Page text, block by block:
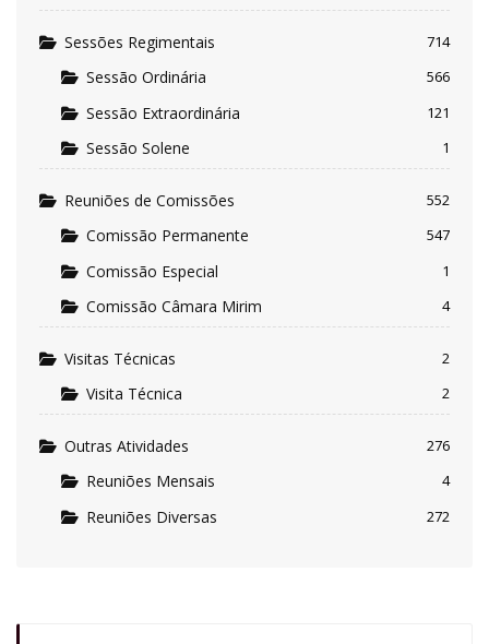
Sessões Regimentais 714
Sessão Ordinária 566
Sessão Extraordinária 121
Sessão Solene 1
Reuniões de Comissões 552
Comissão Permanente 547
Comissão Especial 1
Comissão Câmara Mirim 4
Visitas Técnicas 2
Visita Técnica 2
Outras Atividades 276
Reuniões Mensais 4
Reuniões Diversas 272